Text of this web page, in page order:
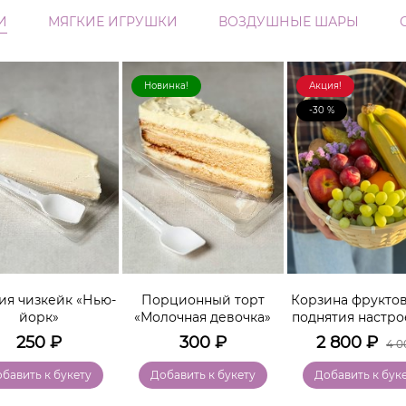
МЯГКИЕ ИГРУШКИ ВОЗДУШНЫЕ ШАРЫ
чизкейк «Нью-
йорк»
250₽
к букету
Новинка!
Порционный торт
«Молочная девочка»
300₽
Добавить к букету
Акция!
-30 %
Корзина
поднятия
2 800 ₽ 4
Добавить к